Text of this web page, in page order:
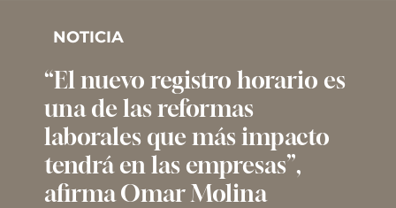
NOTICIA
“El nuevo registro horario es
una de las reformas
laborales que más impacto
tendrá en las empresas”,
afirma Omar Molina